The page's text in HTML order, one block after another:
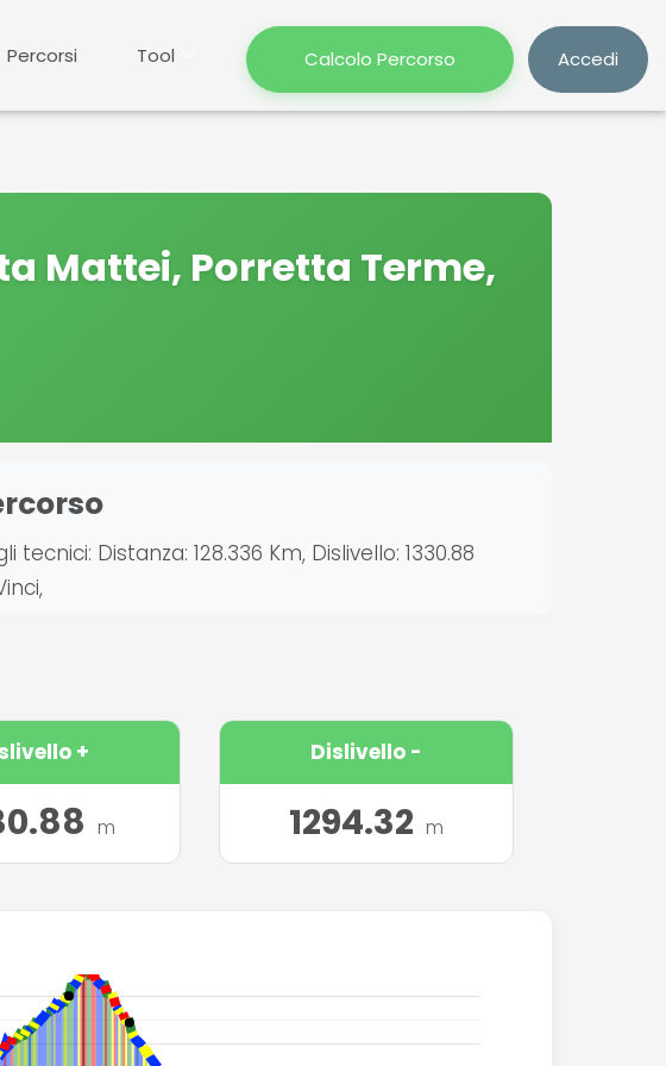
Percorsi Tool Calcolo Percorso Accedi
Mattei, Porretta Terme,
Distanza: 128.336 Km, Dislivello: 1330.88
+
m
Dislivello -
1294.32 m